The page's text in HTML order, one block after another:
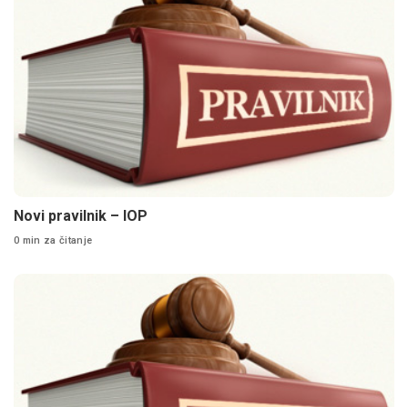
Novi pravilnik – IOP
0 min za čitanje